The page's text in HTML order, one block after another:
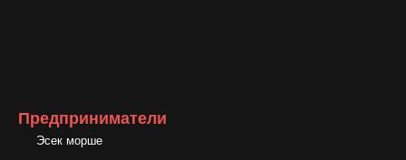
Предприниматели
Эсек морше